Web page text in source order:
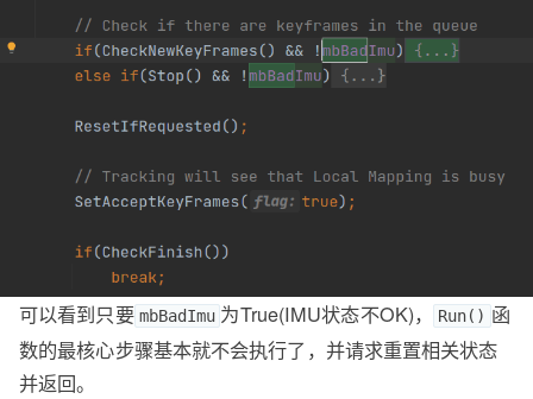
可以看到只要 mbBadImu 为True(IMU状态不OK)， Run() 函
数的最核心步骤基本就不会执行了，并请求重置相关状态
并返回。